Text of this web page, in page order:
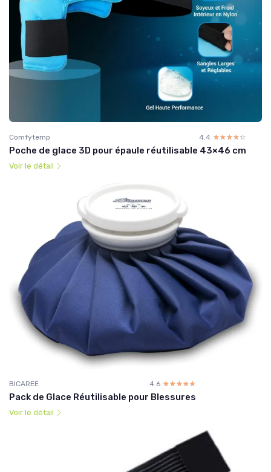
Comfytemp 4.4 ☆☆☆☆☆
★★★★★
Poche de glace 3D pour épaule réutilisable 43×46 cm
Voir le détail
BICAREE 4.6 ☆☆☆☆☆
★★★★★
Pack de Glace Réutilisable pour Blessures
Voir le détail